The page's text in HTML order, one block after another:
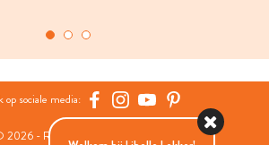
op sociale media:
2026 - Roularta Media Group